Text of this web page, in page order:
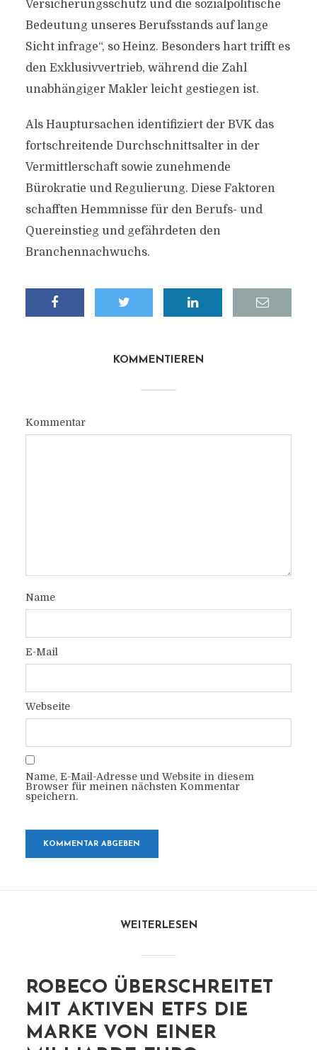
Versicherungsschutz und die sozialpolitische
Bedeutung unseres Berufsstands auf lange
Sicht infrage“, so Heinz. Besonders hart trifft es
den Exklusivvertrieb, während die Zahl
unabhängiger Makler leicht gestiegen ist.
Als Hauptursachen identifiziert der BVK das
fortschreitende Durchschnittsalter in der
Vermittlerschaft sowie zunehmende
Bürokratie und Regulierung. Diese Faktoren
schafften Hemmnisse für den Berufs- und
Quereinstieg und gefährdeten den
Branchennachwuchs.
KOMMENTIEREN
Kommentar
Name
E-Mail
Webseite
Name, E-Mail-Adresse und Website in diesem
Browser für meinen nächsten Kommentar
speichern.
WEITERLESEN
ROBECO ÜBERSCHREITET
MIT AKTIVEN ETFS DIE
MARKE VON EINER